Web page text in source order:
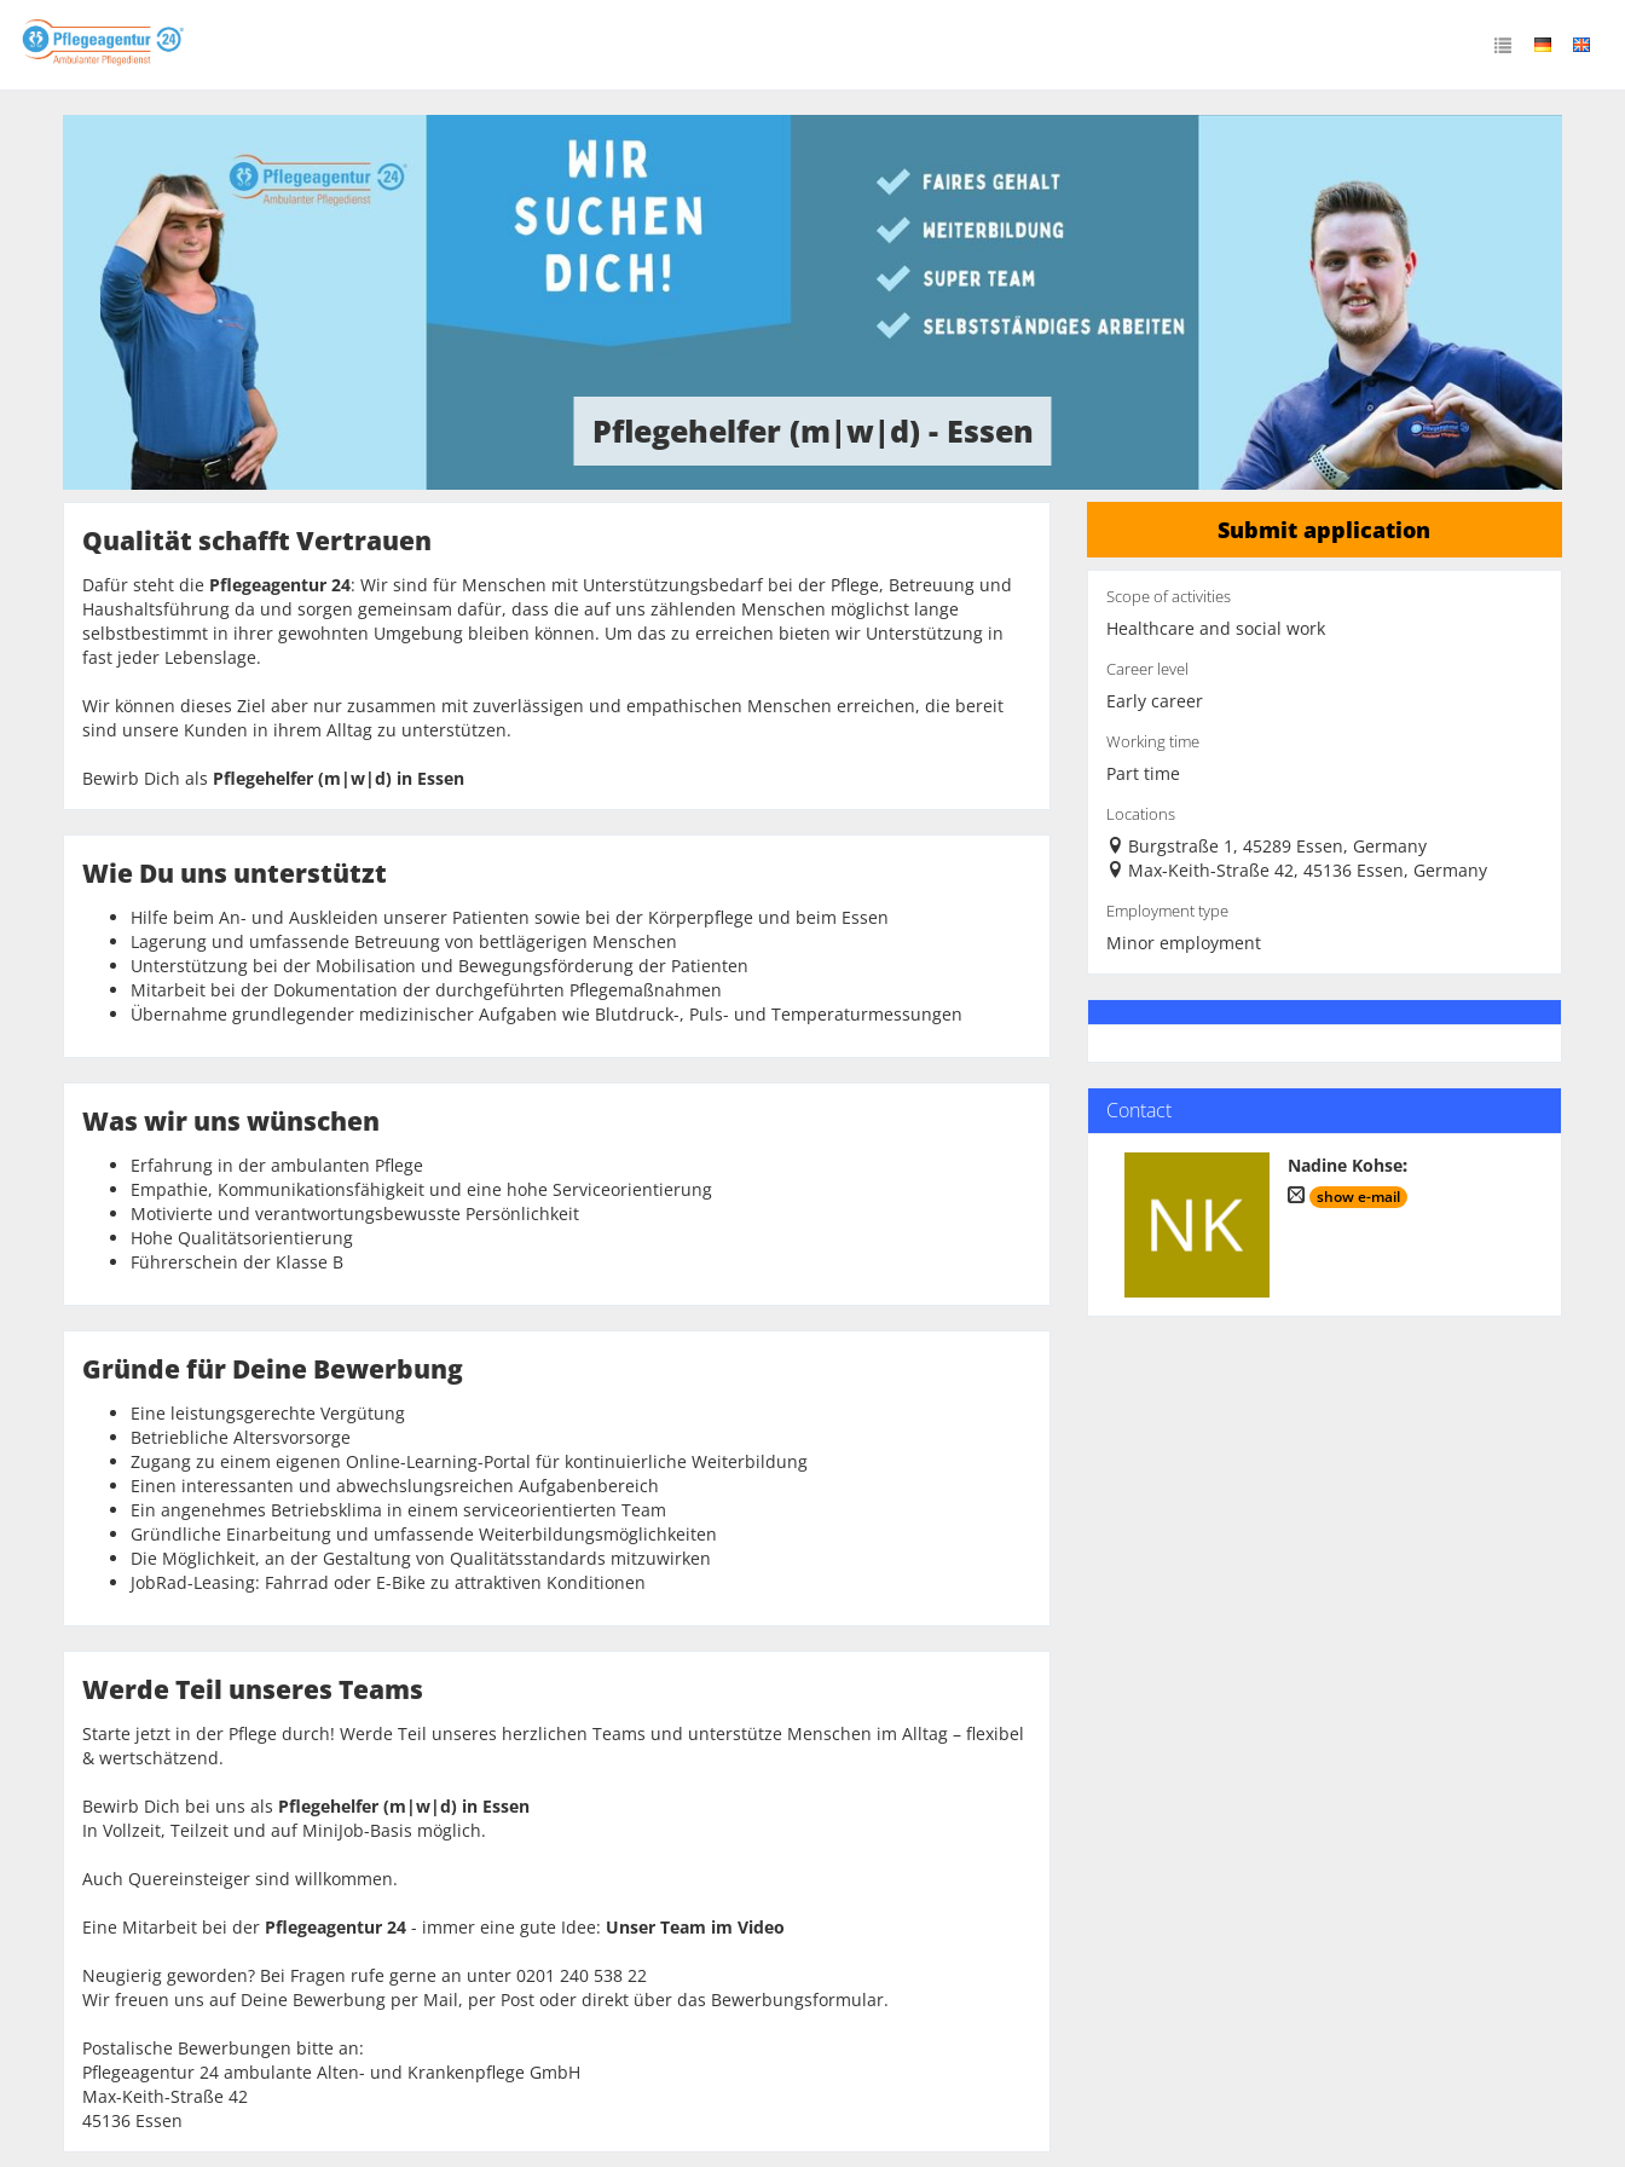
Pflegehelfer (m|w|d) - Essen
Qualität schafft Vertrauen
Dafür steht die Pflegeagentur 24: Wir sind für Menschen mit Unterstützungsbedarf bei der Pflege, Betreuung und
Haushaltsführung da und sorgen gemeinsam dafür, dass die auf uns zählenden Menschen möglichst lange
selbstbestimmt in ihrer gewohnten Umgebung bleiben können. Um das zu erreichen bieten wir Unterstützung in
fast jeder Lebenslage.
Wir können dieses Ziel aber nur zusammen mit zuverlässigen und empathischen Menschen erreichen, die bereit
sind unsere Kunden in ihrem Alltag zu unterstützen.
Bewirb Dich als Pflegehelfer (m|w|d) in Essen
Wie Du uns unterstützt
Hilfe beim An- und Auskleiden unserer Patienten sowie bei der Körperpflege und beim Essen
Lagerung und umfassende Betreuung von bettlägerigen Menschen
Unterstützung bei der Mobilisation und Bewegungsförderung der Patienten
Mitarbeit bei der Dokumentation der durchgeführten Pflegemaßnahmen
Übernahme grundlegender medizinischer Aufgaben wie Blutdruck-, Puls- und Temperaturmessungen
Was wir uns wünschen
Erfahrung in der ambulanten Pflege
Empathie, Kommunikationsfähigkeit und eine hohe Serviceorientierung
Motivierte und verantwortungsbewusste Persönlichkeit
Hohe Qualitätsorientierung
Führerschein der Klasse B
Gründe für Deine Bewerbung
Eine leistungsgerechte Vergütung
Betriebliche Altersvorsorge
Zugang zu einem eigenen Online-Learning-Portal für kontinuierliche Weiterbildung
Einen interessanten und abwechslungsreichen Aufgabenbereich
Ein angenehmes Betriebsklima in einem serviceorientierten Team
Gründliche Einarbeitung und umfassende Weiterbildungsmöglichkeiten
Die Möglichkeit, an der Gestaltung von Qualitätsstandards mitzuwirken
JobRad-Leasing: Fahrrad oder E-Bike zu attraktiven Konditionen
Werde Teil unseres Teams
Starte jetzt in der Pflege durch! Werde Teil unseres herzlichen Teams und unterstütze Menschen im Alltag – flexibel
& wertschätzend.
Bewirb Dich bei uns als Pflegehelfer (m|w|d) in Essen
In Vollzeit, Teilzeit und auf MiniJob-Basis möglich.
Auch Quereinsteiger sind willkommen.
Eine Mitarbeit bei der Pflegeagentur 24 - immer eine gute Idee: Unser Team im Video
Neugierig geworden? Bei Fragen rufe gerne an unter 0201 240 538 22
Wir freuen uns auf Deine Bewerbung per Mail, per Post oder direkt über das Bewerbungsformular.
Postalische Bewerbungen bitte an:
Pflegeagentur 24 ambulante Alten- und Krankenpflege GmbH
Max-Keith-Straße 42
45136 Essen
Submit application
Scope of activities
Healthcare and social work
Career level
Early career
Working time
Part time
Locations
Burgstraße 1, 45289 Essen, Germany
Max-Keith-Straße 42, 45136 Essen, Germany
Employment type
Minor employment
Contact
Nadine Kohse:
show e-mail